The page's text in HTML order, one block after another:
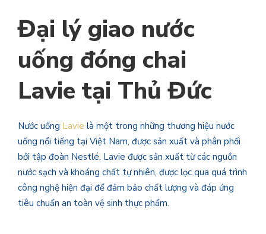
Đại lý giao nước
uống đóng chai
Lavie tại Thủ Đức
Nước uống Lavie là một trong những thương hiệu nước
uống nổi tiếng tại Việt Nam, được sản xuất và phân phối
bởi tập đoàn Nestlé. Lavie được sản xuất từ các nguồn
nước sạch và khoáng chất tự nhiên, được lọc qua quá trình
công nghệ hiện đại để đảm bảo chất lượng và đáp ứng
tiêu chuẩn an toàn vệ sinh thực phẩm.